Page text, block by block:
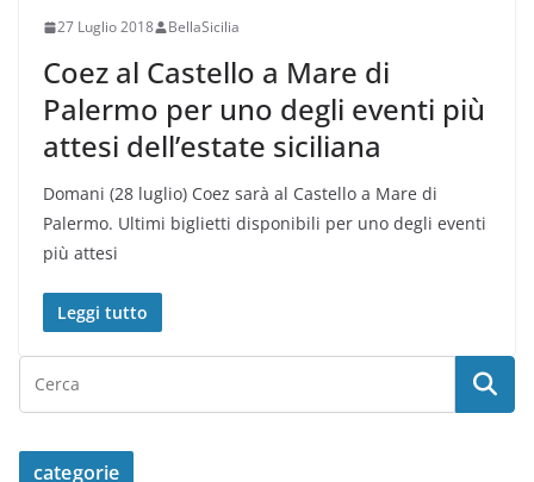
27 Luglio 2018 BellaSicilia
Coez al Castello a Mare di
Palermo per uno degli eventi più
attesi dell’estate siciliana
Domani (28 luglio) Coez sarà al Castello a Mare di
Palermo. Ultimi biglietti disponibili per uno degli eventi
più attesi
Leggi tutto
categorie